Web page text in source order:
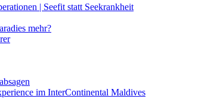
| Seefit statt Seekrankheit
mehr?
im InterContinental Maldives